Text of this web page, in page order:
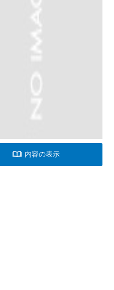
内容の表示